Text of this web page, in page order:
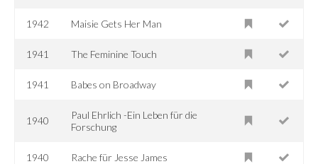
1942 Maisie Gets Her Man
1941 The Feminine Touch
1941 Babes on Broadway
1940
Paul Ehrlich -Ein Leben für die
Forschung
1940 Rache für Jesse James